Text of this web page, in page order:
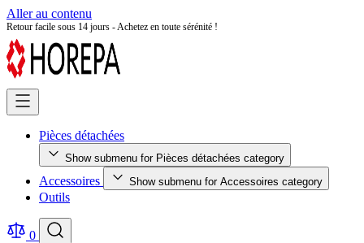
Aller au contenu
Achetez en toute sérénité – Paiement 100 % sécurisé
Pièces détachées
Show submenu for Pièces détachées category
Accessoires Show submenu for Accessoires category
Outils
0